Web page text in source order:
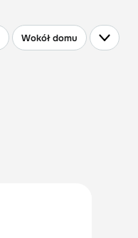
Wokół domu